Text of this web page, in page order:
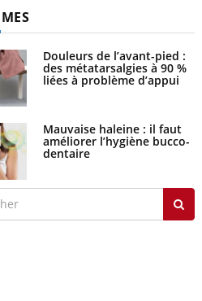
Douleurs de l’avant-pied :
des métatarsalgies à 90 %
liées à problème d’appui
Mauvaise haleine : il faut
améliorer l’hygiène bucco-
dentaire